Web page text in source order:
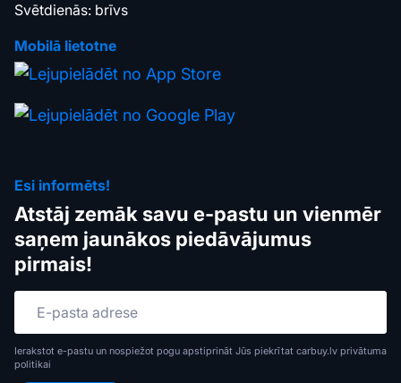
Svētdienās: brīvs
Mobilā lietotne
Esi informēts!
Atstāj zemāk savu e-pastu un vienmēr
saņem jaunākos piedāvājumus
pirmais!
Ierakstot e-pastu un nospiežot pogu apstiprināt Jūs piekrītat carbuy.lv privātuma
politikai